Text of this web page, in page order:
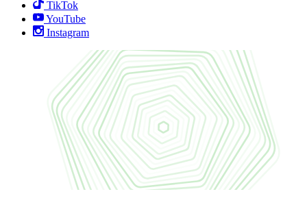
TikTok
YouTube
Instagram